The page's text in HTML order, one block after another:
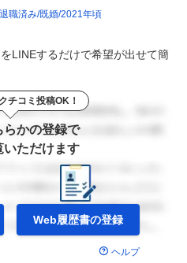
退職済み 既婚 2021年頃
LINEするだけで希望が出せて簡
チコミ投稿OK！
らかの登録で
いただけます
Web履歴書の登録
ヘルプ